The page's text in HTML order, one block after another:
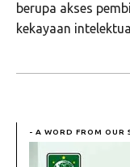
berupa akses
kekayaan
- A WORD FROM OUR